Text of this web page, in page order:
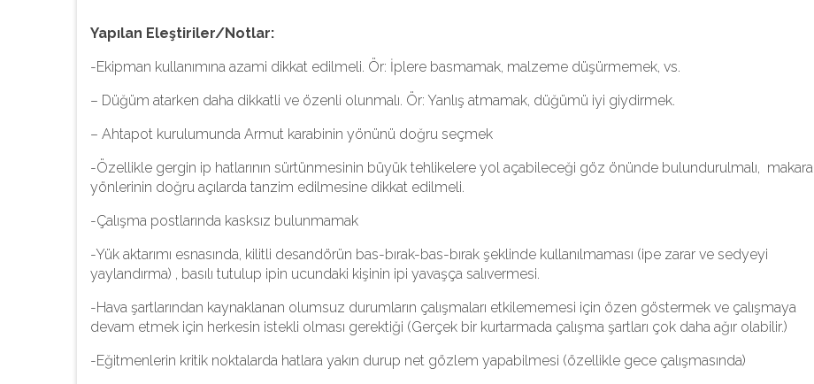
Yapılan Eleştiriler/Notlar:
-Ekipman kullanımına azami dikkat edilmeli. Ör: İplere basmamak, malzeme düşürmemek, vs.
– Düğüm atarken daha dikkatli ve özenli olunmalı. Ör: Yanlış atmamak, düğümü iyi giydirmek.
– Ahtapot kurulumunda Armut karabinin yönünü doğru seçmek
-Özellikle gergin ip hatlarının sürtünmesinin büyük tehlikelere yol açabileceği göz önünde bulundurulmalı, makara
yönlerinin doğru açılarda tanzim edilmesine dikkat edilmeli.
-Çalışma postlarında kasksız bulunmamak
-Yük aktarımı esnasında, kilitli desandörün bas-bırak-bas-bırak şeklinde kullanılmaması (ipe zarar ve sedyeyi
yaylandırma) , basılı tutulup ipin ucundaki kişinin ipi yavaşça salıvermesi.
-Hava şartlarından kaynaklanan olumsuz durumların çalışmaları etkilememesi için özen göstermek ve çalışmaya
devam etmek için herkesin istekli olması gerektiği (Gerçek bir kurtarmada çalışma şartları çok daha ağır olabilir.)
-Eğitmenlerin kritik noktalarda hatlara yakın durup net gözlem yapabilmesi (özellikle gece çalışmasında)